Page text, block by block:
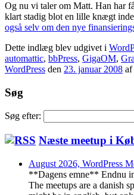
Og nu vi taler om Matt. Han har
klart stadig blot en lille knægt
også selv om den nye
Dette indlæg blev udgivet i
automattic, bbPress, GigaOM,
WordPress den 23. januar 2008 af
Søg
Søg efter:
Næste meetup i
August 2026, WordPress
**Dagens emne** Endnu
The meetups are a danish